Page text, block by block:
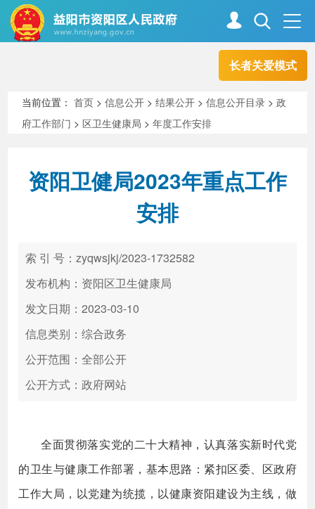
长者关爱模式
走进资阳
新闻中心 解读回应
政务服务
高效办成一件事
当前位置：首页 >信息公开 >结果公开 >信息公开目录 >政
府工作部门 > 区卫生健康局 >年度工作安排
资阳卫健局2023年重点工作
安排
索 引 号：zyqwsjkj/2023-1732582
发布机构：资阳区卫生健康局
发文日期：2023-03-10
信息类别：综合政务
公开范围：全部公开
公开方式：政府网站
全面贯彻落实党的二十大精神，认真落实新时代党
的卫生与健康工作部署，基本思路：紧扣区委、区政府
工作大局，以党建为统揽，以健康资阳建设为主线，做